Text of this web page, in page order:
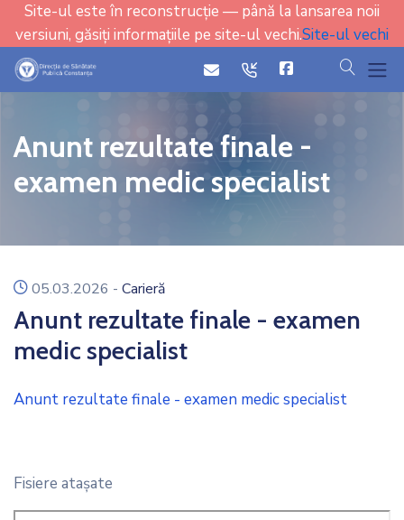
Site-ul este în reconstrucție — până la lansarea noii
versiuni, găsiți informațiile pe site-ul vechi.Site-ul vechi
iconicon cauta
Anunt rezultate finale -
examen medic specialist
icon
05.03.2026 - Carieră
Anunt rezultate finale - examen
medic specialist
Anunt rezultate finale - examen medic specialist
Fisiere ataşate